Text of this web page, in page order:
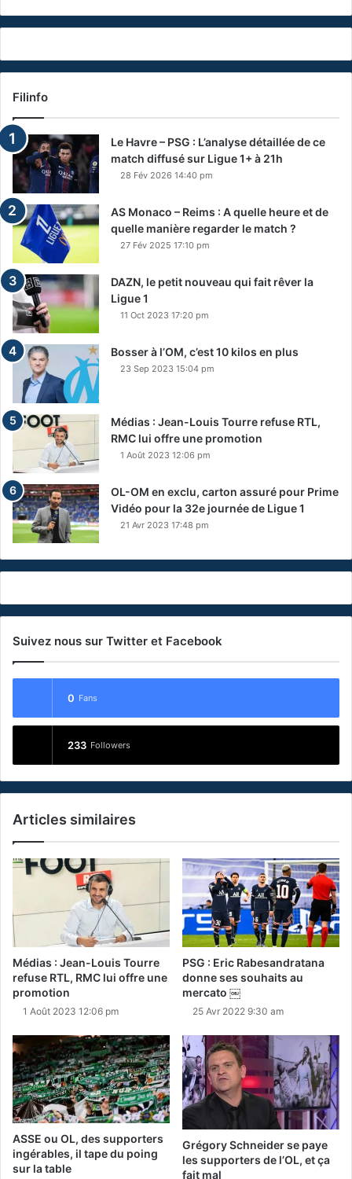
Filinfo
Le Havre – PSG : L’analyse détaillée de ce
match diffusé sur Ligue 1+ à 21h
28 Fév 2026 14:40 pm
AS Monaco – Reims : A quelle heure et de
quelle manière regarder le match ?
27 Fév 2025 17:10 pm
DAZN, le petit nouveau qui fait rêver la
Ligue 1
11 Oct 2023 17:20 pm
Bosser à l’OM, c’est 10 kilos en plus
23 Sep 2023 15:04 pm
Médias : Jean-Louis Tourre refuse RTL,
RMC lui offre une promotion
1 Août 2023 12:06 pm
OL-OM en exclu, carton assuré pour Prime
Vidéo pour la 32e journée de Ligue 1
21 Avr 2023 17:48 pm
Suivez nous sur Twitter et Facebook
0 Fans
233 Followers
Articles similaires
Médias : Jean-Louis Tourre
refuse RTL, RMC lui offre une
promotion
1 Août 2023 12:06 pm
PSG : Eric Rabesandratana
donne ses souhaits au
mercato ￼
25 Avr 2022 9:30 am
ASSE ou OL, des supporters
ingérables, il tape du poing
sur la table
Grégory Schneider se paye
les supporters de l’OL, et ça
fait mal